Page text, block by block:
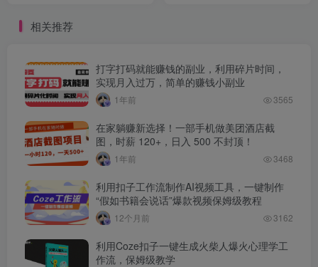
相关推荐
打字打码就能赚钱的副业，利用碎片时间，
实现月入过万，简单的赚钱小副业
1年前 3565
在家躺赚新选择！一部手机做美团酒店截
图，时薪 120+，日入 500 不封顶！
1年前 3468
利用扣子工作流制作AI视频工具，一键制作
“假如书籍会说话”爆款视频保姆级教程
12个月前 3162
利用Coze扣子一键生成火柴人爆火心理学工
作流，保姆级教学